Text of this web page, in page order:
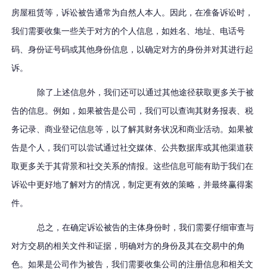
房屋租赁等，诉讼被告通常为自然人本人。因此，在准备诉讼时，
我们需要收集一些关于对方的个人信息，如姓名、地址、电话号
码、身份证号码或其他身份信息，以确定对方的身份并对其进行起
诉。
除了上述信息外，我们还可以通过其他途径获取更多关于被
告的信息。例如，如果被告是公司，我们可以查询其财务报表、税
务记录、商业登记信息等，以了解其财务状况和商业活动。如果被
告是个人，我们可以尝试通过社交媒体、公共数据库或其他渠道获
取更多关于其背景和社交关系的情报。这些信息可能有助于我们在
诉讼中更好地了解对方的情况，制定更有效的策略，并最终赢得案
件。
总之，在确定诉讼被告的主体身份时，我们需要仔细审查与
对方交易的相关文件和证据，明确对方的身份及其在交易中的角
色。如果是公司作为被告，我们需要收集公司的注册信息和相关文